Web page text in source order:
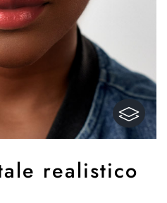
realistico